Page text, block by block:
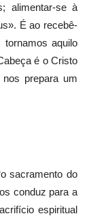
alimentar-se à
É ao recebê-
aquilo
é o Cristo
prepara um
sacramento do
conduz para a
espiritual